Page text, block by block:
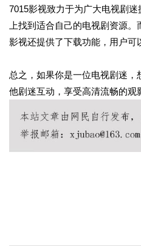
7015影视致力于为广大电视剧
上找到适合自己的电视剧资源
影视还提供了下载功能，用户
总之，如果你是一位电视剧迷
他剧迷互动，享受高清流畅的观